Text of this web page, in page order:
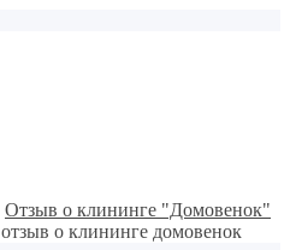
Отзыв о клининге "Домовенок"
отзыв о клининге домовенок